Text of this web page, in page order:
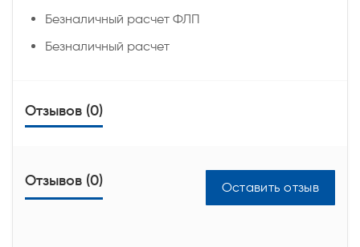
Безналичный расчет ФЛП
Безналичный расчет
Отзывов (0)
Отзывов (0) Оставить отзыв